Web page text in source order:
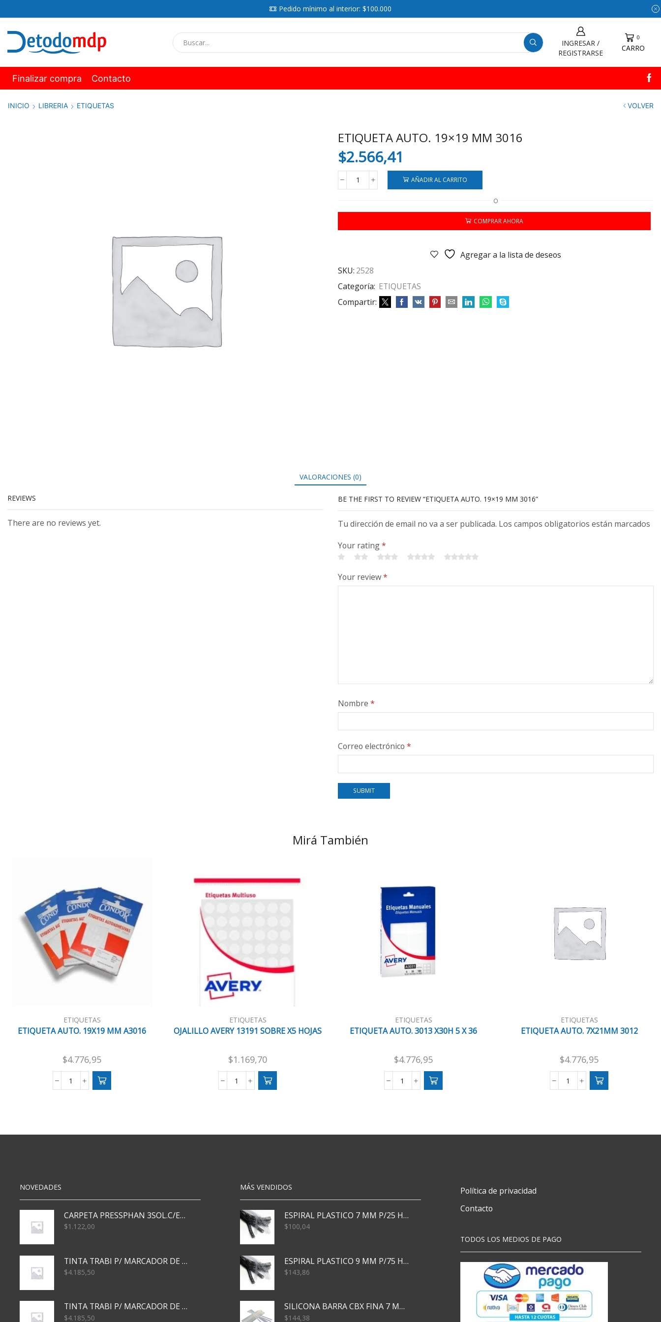
Pedido mínimo al interior: $100.000
INGRESAR /
REGISTRARSE
0
CARRO
Finalizar compra Contacto
INICIO LIBRERIA ETIQUETAS VOLVER
ETIQUETA AUTO. 19×19 MM 3016
$2.566,41
ETIQUETA
MM
cantidad
AÑADIR AL CARRITO
O
COMPRAR AHORA
Agregar a la lista de deseos
SKU: 2528
Categoría: ETIQUETAS
Compartir:
VALORACIONES (0)
REVIEWS
There are no reviews yet.
BE THE FIRST TO REVIEW “ETIQUETA AUTO. 19×19 MM 3016”
Tu dirección de email no va a ser publicada. Los campos obligatorios están marcados
Your rating*
Your review*
Nombre *
Correo electrónico *
Mirá También
ETIQUETAS
ETIQUETA AUTO. 19X19 MM A3016
$4.776,95
ETIQUETA
cantidad
ETIQUETAS
OJALILLO AVERY 13191 SOBRE X5 HOJAS
$1.169,70
OJALILLO
HOJAS
ETIQUETAS
ETIQUETA AUTO. 3013 X30H 5 X 36
$4.776,95
ETIQUETA
X
ETIQUETAS
ETIQUETA AUTO. 7X21MM 3012
$4.776,95
ETIQUETA
NOVEDADES
CARPETA PRESSPHAN 3SOL.C/ELAST MARRON A4 P01A
$1.122,00
TINTA TRABI P/ MARCADOR DE PIZARRA x30ml AZUL
$4.185,50
TINTA TRABI P/ MARCADOR DE PIZARRA x30ml ROJO
$4.185,50
MÁS VENDIDOS
ESPIRAL PLASTICO 7 MM P/25 HJS X50x3000
$100,04
ESPIRAL PLASTICO 9 MM P/75 HJS X50X2400
$143,86
SILICONA BARRA CBX FINA 7 MM 28 CM
$144,38
Política de privacidad
Contacto
TODOS LOS MEDIOS DE PAGO